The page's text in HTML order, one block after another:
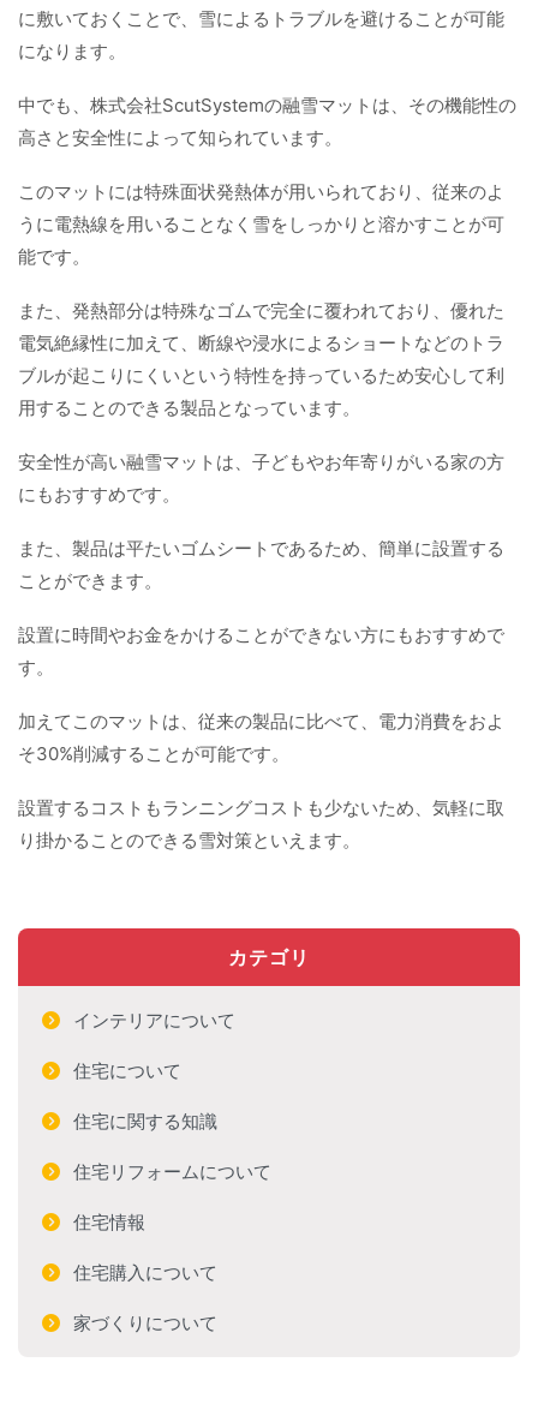
に敷いておくことで、雪によるトラブルを避けることが可能
になります。
中でも、株式会社ScutSystemの融雪マットは、その機能性の
高さと安全性によって知られています。
このマットには特殊面状発熱体が用いられており、従来のよ
うに電熱線を用いることなく雪をしっかりと溶かすことが可
能です。
また、発熱部分は特殊なゴムで完全に覆われており、優れた
電気絶縁性に加えて、断線や浸水によるショートなどのトラ
ブルが起こりにくいという特性を持っているため安心して利
用することのできる製品となっています。
安全性が高い融雪マットは、子どもやお年寄りがいる家の方
にもおすすめです。
また、製品は平たいゴムシートであるため、簡単に設置する
ことができます。
設置に時間やお金をかけることができない方にもおすすめで
す。
加えてこのマットは、従来の製品に比べて、電力消費をおよ
そ30%削減することが可能です。
設置するコストもランニングコストも少ないため、気軽に取
り掛かることのできる雪対策といえます。
カテゴリ
インテリアについて
住宅について
住宅に関する知識
住宅リフォームについて
住宅情報
住宅購入について
家づくりについて